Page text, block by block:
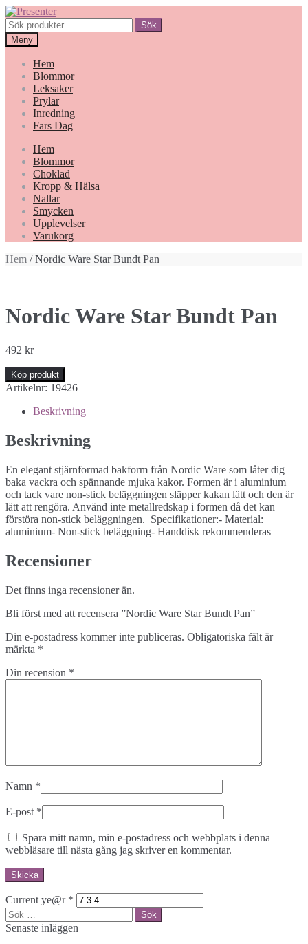
Hoppa
till
navigering
Gå
till
innehåll
Sök
efter:
Sök
Meny
Hem
Blommor
Leksaker
Prylar
Inredning
Fars Dag
Hem
Blommor
Choklad
Kropp & Hälsa
Nallar
Smycken
Upplevelser
Varukorg
Hem / Nordic Ware Star Bundt Pan
Nordic Ware Star Bundt Pan
492 kr
Köp produkt
Artikelnr: 19426
Beskrivning
Beskrivning
En elegant stjärnformad bakform från Nordic Ware som låter dig
baka vackra och spännande mjuka kakor. Formen är i aluminium
och tack vare non-stick beläggningen släpper kakan lätt och den är
lätt att rengöra. Använd inte metallredskap i formen då det kan
förstöra non-stick beläggningen. Specifikationer:- Material:
aluminium- Non-stick beläggning- Handdisk rekommenderas
Recensioner
Det finns inga recensioner än.
Bli först med att recensera ”Nordic Ware Star Bundt Pan”
Din e-postadress kommer inte publiceras. Obligatoriska fält är
märkta *
Din recension *
Namn *
E-post *
Spara mitt namn, min e-postadress och webbplats i denna
webbläsare till nästa gång jag skriver en kommentar.
Current ye@r *
Sök
efter:
Senaste inläggen